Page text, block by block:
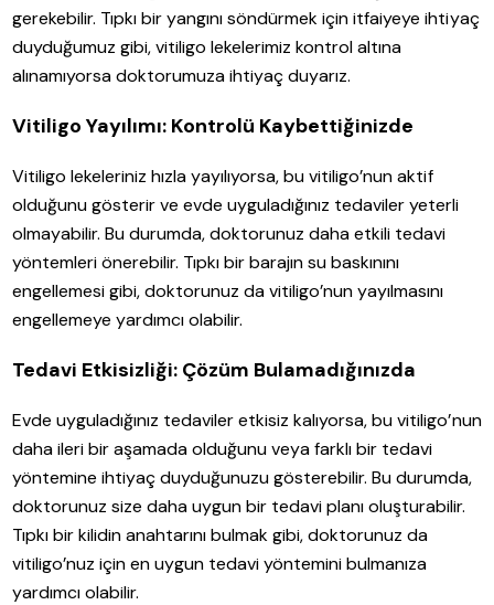
gerekebilir. Tıpkı bir yangını söndürmek için itfaiyeye ihtiyaç
duyduğumuz gibi, vitiligo lekelerimiz kontrol altına
alınamıyorsa doktorumuza ihtiyaç duyarız.
Vitiligo Yayılımı: Kontrolü Kaybettiğinizde
Vitiligo lekeleriniz hızla yayılıyorsa, bu vitiligo’nun aktif
olduğunu gösterir ve evde uyguladığınız tedaviler yeterli
olmayabilir. Bu durumda, doktorunuz daha etkili tedavi
yöntemleri önerebilir. Tıpkı bir barajın su baskınını
engellemesi gibi, doktorunuz da vitiligo’nun yayılmasını
engellemeye yardımcı olabilir.
Tedavi Etkisizliği: Çözüm Bulamadığınızda
Evde uyguladığınız tedaviler etkisiz kalıyorsa, bu vitiligo’nun
daha ileri bir aşamada olduğunu veya farklı bir tedavi
yöntemine ihtiyaç duyduğunuzu gösterebilir. Bu durumda,
doktorunuz size daha uygun bir tedavi planı oluşturabilir.
Tıpkı bir kilidin anahtarını bulmak gibi, doktorunuz da
vitiligo’nuz için en uygun tedavi yöntemini bulmanıza
yardımcı olabilir.